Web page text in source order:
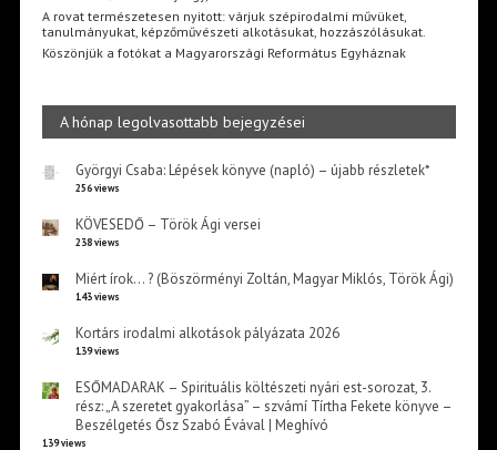
A rovat természetesen nyitott: várjuk szépirodalmi művüket,
tanulmányukat, képzőművészeti alkotásukat, hozzászólásukat.
Köszönjük a fotókat a Magyarországi Református Egyháznak
A hónap legolvasottabb bejegyzései
Györgyi Csaba: Lépések könyve (napló) – újabb részletek*
256 views
KÖVESEDŐ – Török Ági versei
238 views
Miért írok… ? (Böszörményi Zoltán, Magyar Miklós, Török Ági)
143 views
Kortárs irodalmi alkotások pályázata 2026
139 views
ESŐMADARAK – Spirituális költészeti nyári est-sorozat, 3.
rész: „A szeretet gyakorlása” – szvámí Tírtha Fekete könyve –
Beszélgetés Ősz Szabó Évával | Meghívó
139 views